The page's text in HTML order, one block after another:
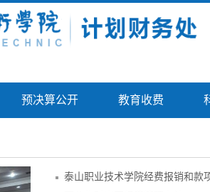
预决算公开 教育收费